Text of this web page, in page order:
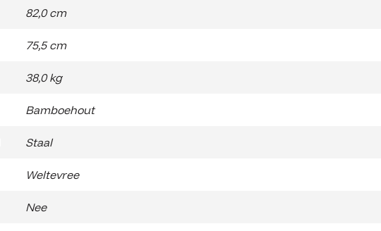
82,0 cm
75,5 cm
38,0 kg
Bamboehout
Staal
Weltevree
Nee